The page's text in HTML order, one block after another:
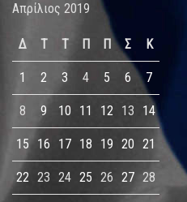
Απρίλιος 2019
Δ Τ Τ Π Π Σ Κ
1 2 3 4 5 6 7
8 9 10 11 12 13 14
15 16 17 18 19 20 21
22 23 24 25 26 27 28